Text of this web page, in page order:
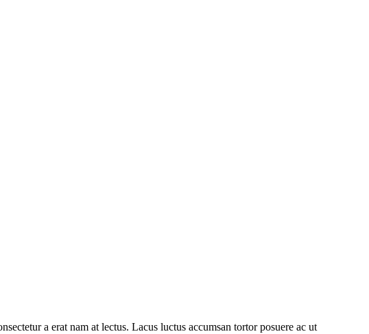
a erat nam at lectus. Lacus luctus accumsan tortor posuere ac ut